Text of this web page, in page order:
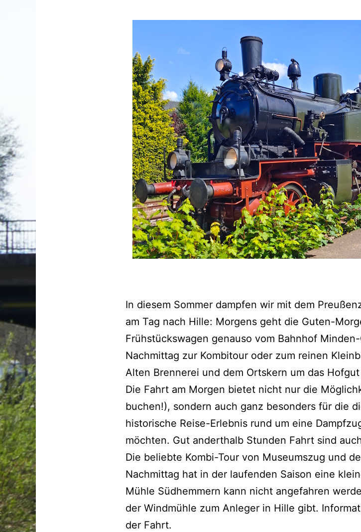
In diesem Sommer dampfen wir mit dem
am Tag nach Hille: Morgens geht die Guten-
Frühstückswagen genauso vom Bahnhof
Nachmittag zur Kombitour oder zum reinen
Alten Brennerei und dem Ortskern um das
Die Fahrt am Morgen bietet nicht nur die
buchen!), sondern auch ganz besonders für die
historische Reise-Erlebnis rund um eine
möchten. Gut anderthalb Stunden Fahrt sind
Die beliebte Kombi-Tour von Museumszug und
Nachmittag hat in der laufenden Saison eine
Mühle Südhemmern kann nicht angefahren
der Windmühle zum Anleger in Hille gibt.
der Fahrt.